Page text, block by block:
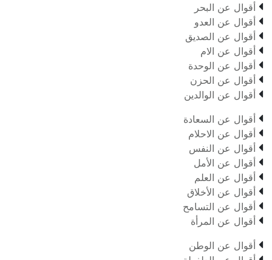
 أقوال عن البحر
 أقوال عن العدو
 أقوال عن الصديق
 أقوال عن الام
 أقوال عن الوحدة
 أقوال عن الحزن
 أقوال عن الوالدين
 أقوال عن السعادة
 أقوال عن الاحلام
 أقوال عن النفس
 أقوال عن الأمل
 أقوال عن العلم
 أقوال عن الأخلاق
 أقوال عن التسامح
 أقوال عن المرأة
 أقوال عن الوطن